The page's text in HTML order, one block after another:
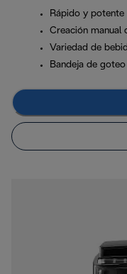
Rápido y potente
Creación manual
Variedad de
Bandeja de